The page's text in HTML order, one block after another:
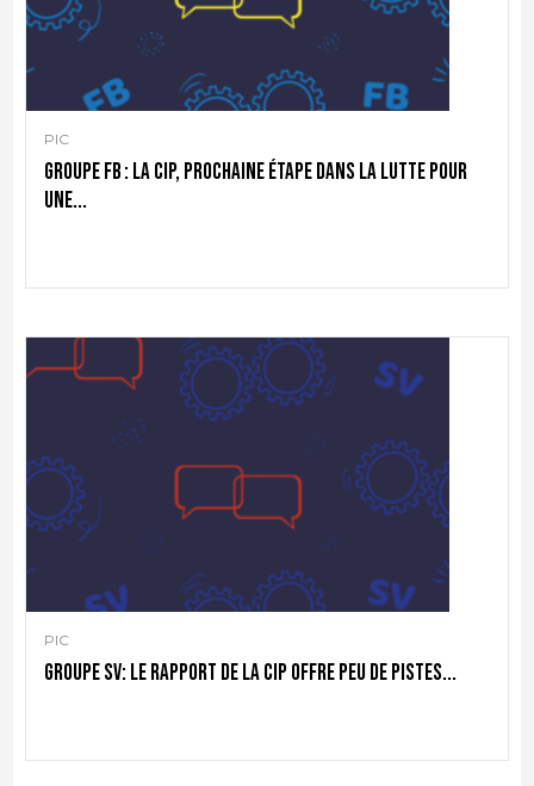
PIC
Groupe FB : la CIP, prochaine étape dans la lutte pour
une...
PIC
Groupe SV: le rapport de la CIP offre peu de pistes...